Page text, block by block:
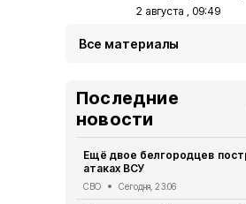
2 августа , 09:49
Все материалы
Последние
новости
Ещё двое белгородцев
атаках ВСУ
СВО Сегодня, 23:06